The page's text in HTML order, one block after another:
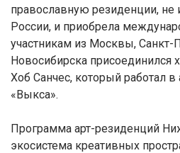
православную резиденции,
России, и приобрела
участникам из Москвы, Санкт-
Новосибирска присоединился
Хоб Санчес, который работал в
«Выкса».
Программа арт-резиденций
экосистема креативных